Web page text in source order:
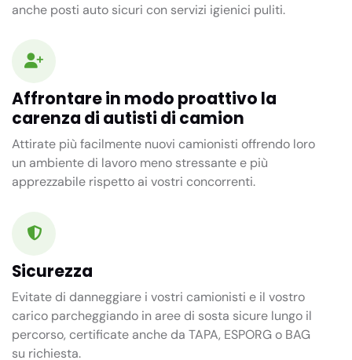
anche posti auto sicuri con servizi igienici puliti.
Affrontare in modo proattivo la
carenza di autisti di camion
Attirate più facilmente nuovi camionisti offrendo loro
un ambiente di lavoro meno stressante e più
apprezzabile rispetto ai vostri concorrenti.
Sicurezza
Evitate di danneggiare i vostri camionisti e il vostro
carico parcheggiando in aree di sosta sicure lungo il
percorso, certificate anche da TAPA, ESPORG o BAG
su richiesta.